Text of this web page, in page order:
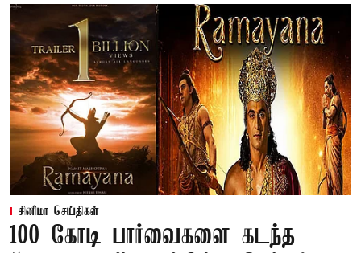
சினிமா செய்திகள்
100 கோடி பார்வைகளை கடந்த